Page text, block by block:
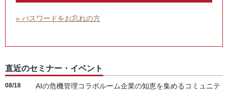
» パスワードをお忘れの方
直近のセミナー・イベント
08/18
AIの危機管理コラボルーム企業の知恵を集めるコミュニテ